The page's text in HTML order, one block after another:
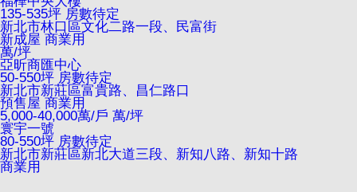
135-535坪 房數待定
新北市林口區文化二路一段、民富街
新成屋 商業用
萬/坪
亞昕商匯中心
50-550坪 房數待定
新北市新莊區富貴路、昌仁路口
預售屋 商業用
5,000-40,000萬/戶 萬/坪
寰宇一號
80-550坪 房數待定
新北市新莊區新北大道三段、新知八路、新知十路
商業用